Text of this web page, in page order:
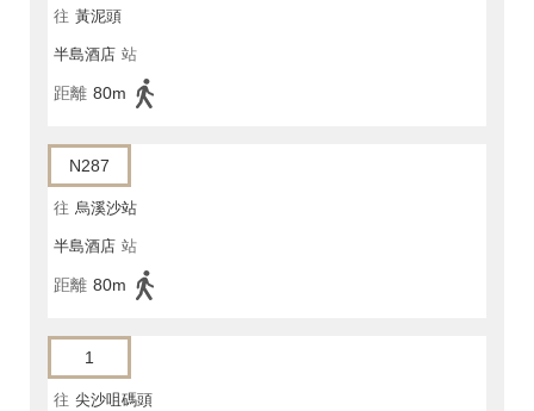
往 黃泥頭
半島酒店 站
距離 80m
N287
往 烏溪沙站
半島酒店 站
距離 80m
1
往 尖沙咀碼頭